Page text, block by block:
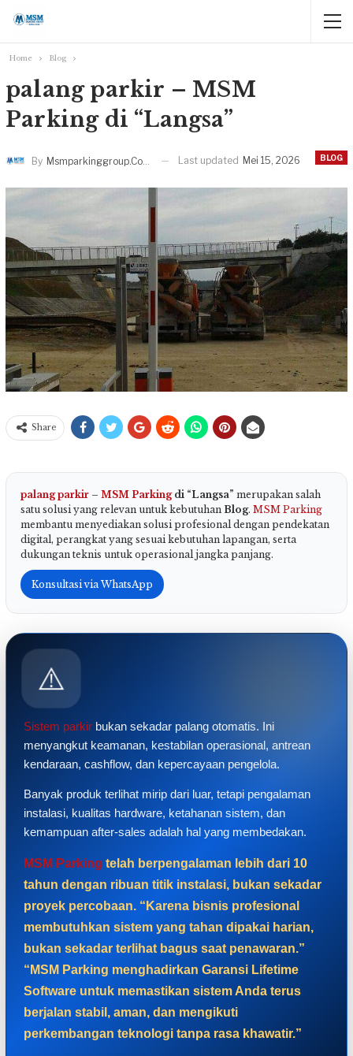
Home Blog
palang parkir – MSM
Parking di “Langsa”
BLOG
By Msmparkinggroup.com Last updated Mei 15, 2026
Share
palang parkir – MSM Parkingdi “Langsa” merupakan salah
satu solusi yang relevan untuk kebutuhan Blog. MSM Parking
membantu menyediakan solusi profesional dengan pendekatan
digital, perangkat yang sesuai kebutuhan lapangan, serta
dukungan teknis untuk operasional jangka panjang.
Konsultasi via WhatsApp
⚠️
Sistem parkir bukan sekadar palang otomatis. Ini
menyangkut keamanan, kestabilan operasional, antrean
kendaraan, cashflow, dan kepercayaan pengelola.
Banyak produk terlihat mirip dari luar, tetapi pengalaman
instalasi, kualitas hardware, ketahanan sistem, dan
kemampuan after-sales adalah hal yang membedakan.
MSM Parking telah berpengalaman lebih dari 10
tahun dengan ribuan titik instalasi, bukan sekadar
proyek percobaan. “Karena bisnis profesional
membutuhkan sistem yang tahan dipakai harian,
bukan sekadar terlihat bagus saat penawaran.”
“MSM Parking menghadirkan Garansi Lifetime
Software untuk memastikan sistem Anda terus
berjalan stabil, aman, dan mengikuti
perkembangan teknologi tanpa rasa khawatir.”